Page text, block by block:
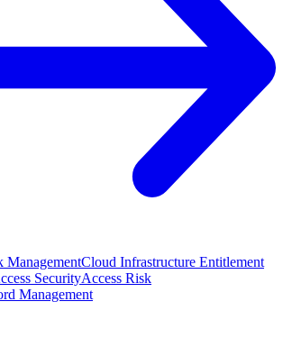
ManagementCloud Infrastructure Entitlement
SecurityAccess Risk
Management